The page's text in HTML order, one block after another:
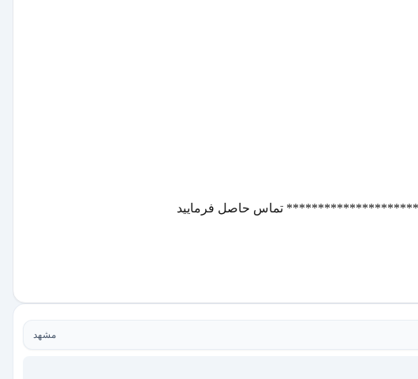
تماس حاصل فرمایید
مشهد